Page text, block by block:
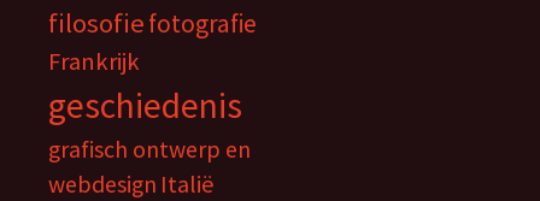
filosofiefotografie
Frankrijk
geschiedenis
grafisch ontwerp en
webdesign Italië